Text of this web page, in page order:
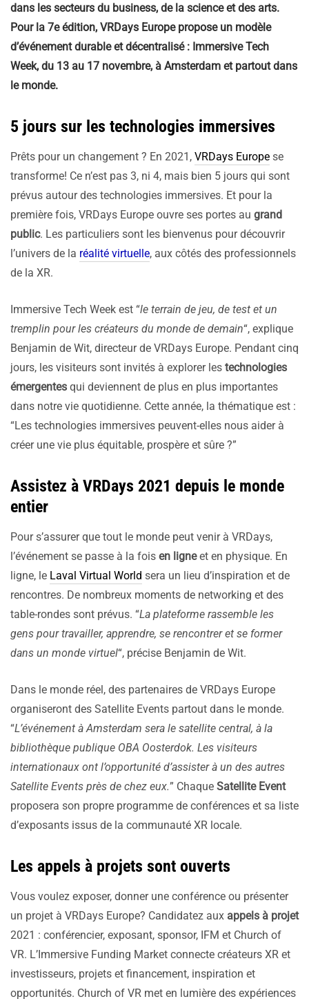
dans les secteurs du business, de la science et des arts.
Pour la 7e édition, VRDays Europe propose un modèle
d’événement durable et décentralisé : Immersive Tech
Week, du 13 au 17 novembre, à Amsterdam et partout dans
le monde.
5 jours sur les technologies immersives
Prêts pour un changement ? En 2021, VRDays Europe se
transforme! Ce n’est pas 3, ni 4, mais bien 5 jours qui sont
prévus autour des technologies immersives. Et pour la
première fois, VRDays Europe ouvre ses portes au grand
public. Les particuliers sont les bienvenus pour découvrir
l’univers de la réalité virtuelle, aux côtés des professionnels
de la XR.
Immersive Tech Week est “le terrain de jeu, de test et un
tremplin pour les créateurs du monde de demain“, explique
Benjamin de Wit, directeur de VRDays Europe. Pendant cinq
jours, les visiteurs sont invités à explorer les technologies
émergentes qui deviennent de plus en plus importantes
dans notre vie quotidienne. Cette année, la thématique est :
“Les technologies immersives peuvent-elles nous aider à
créer une vie plus équitable, prospère et sûre ?”
Assistez à VRDays 2021 depuis le monde
entier
Pour s’assurer que tout le monde peut venir à VRDays,
l’événement se passe à la fois en ligneet en physique. En
ligne, le Laval Virtual World sera un lieu d’inspiration et de
rencontres. De nombreux moments de networking et des
table-rondes sont prévus. “La plateforme rassemble les
gens pour travailler, apprendre, se rencontrer et se former
dans un monde virtuel“, précise Benjamin de Wit.
Dans le monde réel, des partenaires de VRDays Europe
organiseront des Satellite Events partout dans le monde.
“L’événement à Amsterdam sera le satellite central, à la
bibliothèque publique OBA Oosterdok. Les visiteurs
internationaux ont l’opportunité d’assister à un des autres
Satellite Events près de chez eux.” Chaque Satellite Event
proposera son propre programme de conférences et sa liste
d’exposants issus de la communauté XR locale.
Les appels à projets sont ouverts
Vous voulez exposer, donner une conférence ou présenter
un projet à VRDays Europe? Candidatez aux appels à projet
2021 : conférencier, exposant, sponsor, IFM et Church of
VR. L’Immersive Funding Market connecte créateurs XR et
investisseurs, projets et financement, inspiration et
opportunités. Church of VR met en lumière des expériences